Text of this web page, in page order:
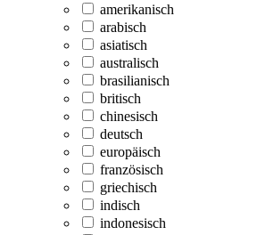
amerikanisch
arabisch
asiatisch
australisch
brasilianisch
britisch
chinesisch
deutsch
europäisch
französisch
griechisch
indisch
indonesisch